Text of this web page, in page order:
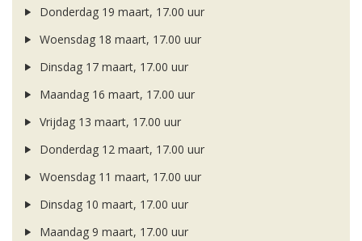
Donderdag 19 maart, 17.00 uur
Woensdag 18 maart, 17.00 uur
Dinsdag 17 maart, 17.00 uur
Maandag 16 maart, 17.00 uur
Vrijdag 13 maart, 17.00 uur
Donderdag 12 maart, 17.00 uur
Woensdag 11 maart, 17.00 uur
Dinsdag 10 maart, 17.00 uur
Maandag 9 maart, 17.00 uur